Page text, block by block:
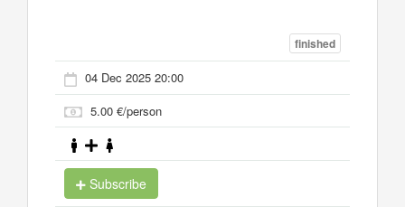
finished
04 Dec 2025 20:00
5.00 €/person
Subscribe